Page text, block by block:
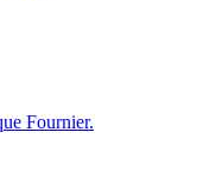
Fournier.